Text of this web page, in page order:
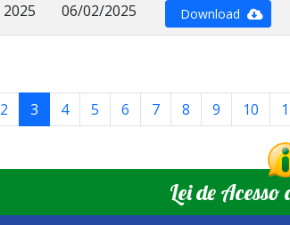
2025 06/02/2025 Download
2 3 4 5 6 7 8 9 10
Lei de